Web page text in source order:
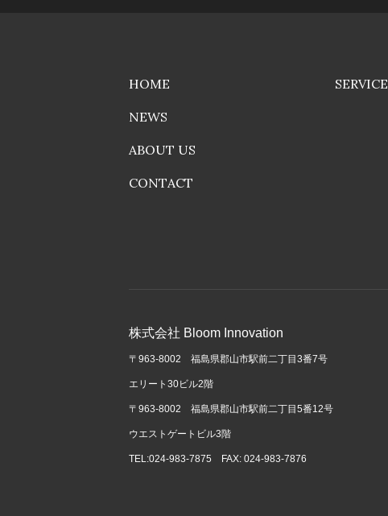
HOME
NEWS
ABOUT US
CONTACT
SERVICE
株式会社 Bloom Innovation
〒963-8002 福島県郡山市駅前二丁目3番7号
エリート30ビル2階
〒963-8002 福島県郡山市駅前二丁目5番12号
ウエストゲートビル3階
TEL:024-983-7875 FAX: 024-983-7876